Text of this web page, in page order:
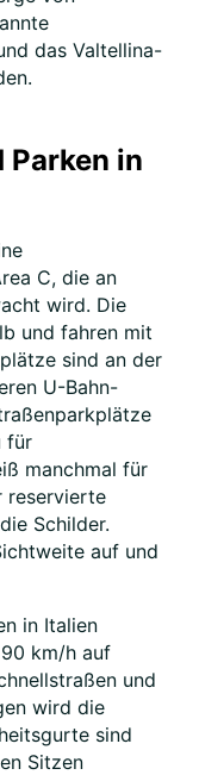
das Valtellina-
Parken in
C, die an
wird. Die
und fahren mit
sind an der
U-Bahn-
für
manchmal für
reservierte
Schilder.
auf und
in Italien
km/h auf
und
wird die
sind
Sitzen